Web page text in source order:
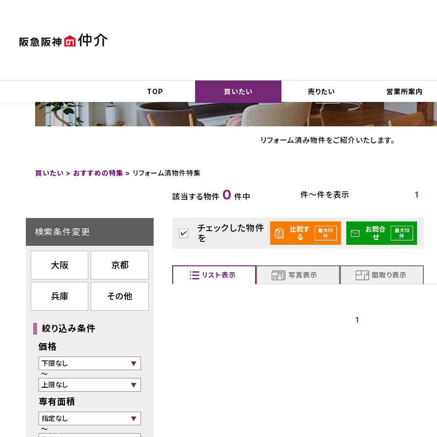
TOP 買いたい 売りたい 営業所案内
リフォーム済物件特集
リフォーム済み物件をご紹介いたします。
買いたい > おすすめの特集 > リフォーム済物件特集
該当する物件 0 件中 件～件を表示 1
チェックした物件
を
比較す
る
最大10
件
お問合
せ
最大10
件
リスト表示 写真表示 間取り表示
1
検索条件変更
大阪 京都
兵庫 その他
絞り込み条件
価格
～
専有面積
～